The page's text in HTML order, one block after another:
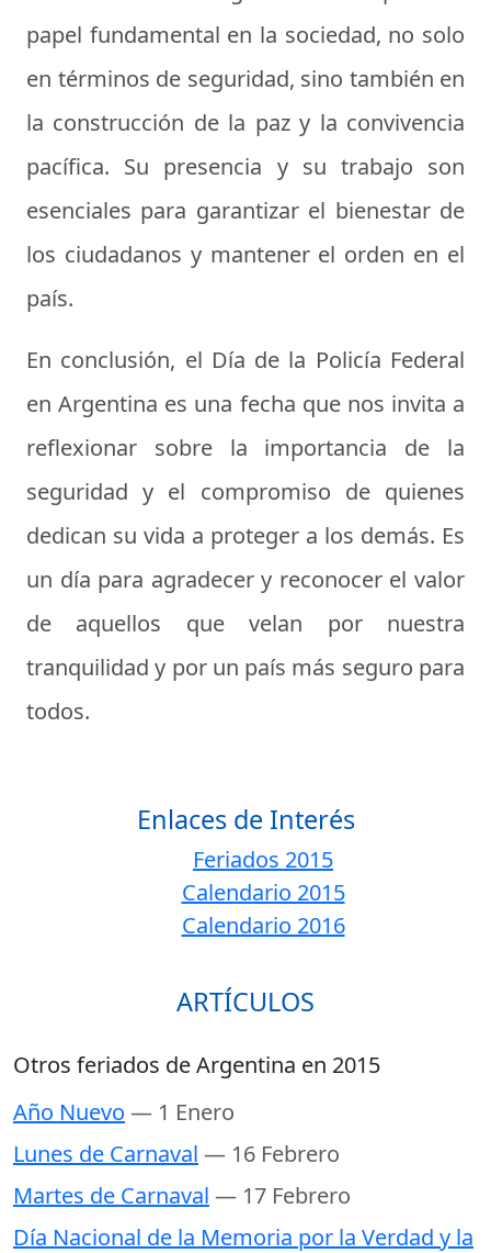
papel fundamental en la sociedad, no solo
en términos de seguridad, sino también en
la construcción de la paz y la convivencia
pacífica. Su presencia y su trabajo son
esenciales para garantizar el bienestar de
los ciudadanos y mantener el orden en el
país.
En conclusión, el Día de la Policía Federal
en Argentina es una fecha que nos invita a
reflexionar sobre la importancia de la
seguridad y el compromiso de quienes
dedican su vida a proteger a los demás. Es
un día para agradecer y reconocer el valor
de aquellos que velan por nuestra
tranquilidad y por un país más seguro para
todos.
Enlaces de Interés
Feriados 2015
Calendario 2015
Calendario 2016
ARTÍCULOS
Otros feriados de Argentina en 2015
Año Nuevo — 1 Enero
Lunes de Carnaval — 16 Febrero
Martes de Carnaval — 17 Febrero
Día Nacional de la Memoria por la Verdad y la